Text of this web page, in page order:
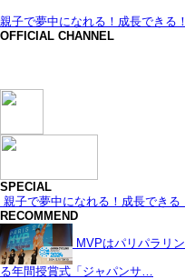
親子で夢中になれる！成長できる
OFFICIAL CHANNEL
SPECIAL
親子で夢中になれる！成長でき
RECOMMEND
MVPはパリパラリ
る年間授賞式「ジャパンサ…